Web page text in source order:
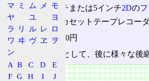
8インチまたは5インチ2Dの
CMT
(カセットテープレコー
定価 ‐ 298,000円
この仕様を基本として、後に様々な後
特徴
マ ミ ム メ
モ
ヤ
ユ
ヨ
ラ
リ ル レ ロ
ワ ヰ ヴ ヱ
ヲ
ン
A B C D
E
F G H I
J